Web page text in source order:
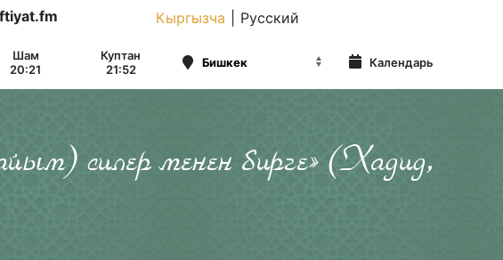
Кыргызча Русский
Шам
20:21
Куптан
21:52
Календарь
силер менен бирге» (Хадид,